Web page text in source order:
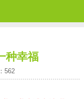
种幸福
562